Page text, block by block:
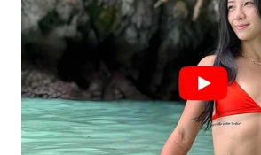
WN
BORNEO
Wahana
Media
Group
WAHANA